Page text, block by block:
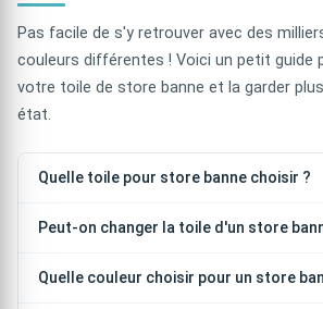
Pas facile de s'y retrouver avec des
couleurs différentes ! Voici un petit guide
votre toile de store banne et la garder
état.
Quelle toile pour store banne choisir ?
Peut-on changer la toile d'un store
Quelle couleur choisir pour un store